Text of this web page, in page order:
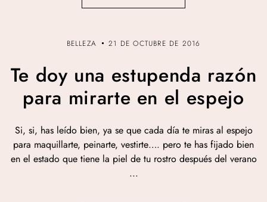
BELLEZA 21 DE OCTUBRE DE 2016
Te doy una estupenda razón
para mirarte en el espejo
Si, si, has leído bien, ya se que cada día te miras al espejo
para maquillarte, peinarte, vestirte…. pero te has fijado bien
en el estado que tiene la piel de tu rostro después del verano
...